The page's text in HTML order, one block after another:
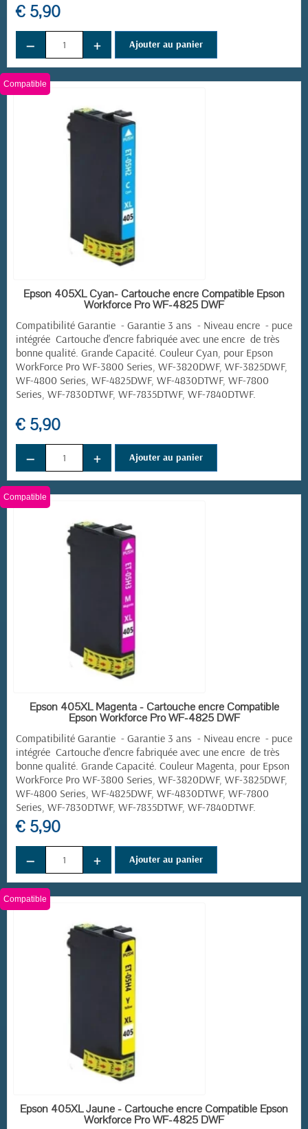
€ 5,90
− + Ajouter au panier
EN STOCK
Compatible
Epson 405XL Cyan- Cartouche encre Compatible Epson
Workforce Pro WF-4825 DWF
Compatibilité Garantie - Garantie 3 ans - Niveau encre - puce
intégrée Cartouche d'encre fabriquée avec une encre de très
bonne qualité. Grande Capacité. Couleur Cyan, pour Epson
WorkForce Pro WF-3800 Series, WF-3820DWF, WF-3825DWF,
WF-4800 Series, WF-4825DWF, WF-4830DTWF, WF-7800
Series, WF-7830DTWF, WF-7835DTWF, WF-7840DTWF.
€ 5,90
− + Ajouter au panier
EN STOCK
Compatible
Epson 405XL Magenta - Cartouche encre Compatible
Epson Workforce Pro WF-4825 DWF
Compatibilité Garantie - Garantie 3 ans - Niveau encre - puce
intégrée Cartouche d'encre fabriquée avec une encre de très
bonne qualité. Grande Capacité. Couleur Magenta, pour Epson
WorkForce Pro WF-3800 Series, WF-3820DWF, WF-3825DWF,
WF-4800 Series, WF-4825DWF, WF-4830DTWF, WF-7800
Series, WF-7830DTWF, WF-7835DTWF, WF-7840DTWF.
€ 5,90
− + Ajouter au panier
EN STOCK
Compatible
Epson 405XL Jaune - Cartouche encre Compatible Epson
Workforce Pro WF-4825 DWF